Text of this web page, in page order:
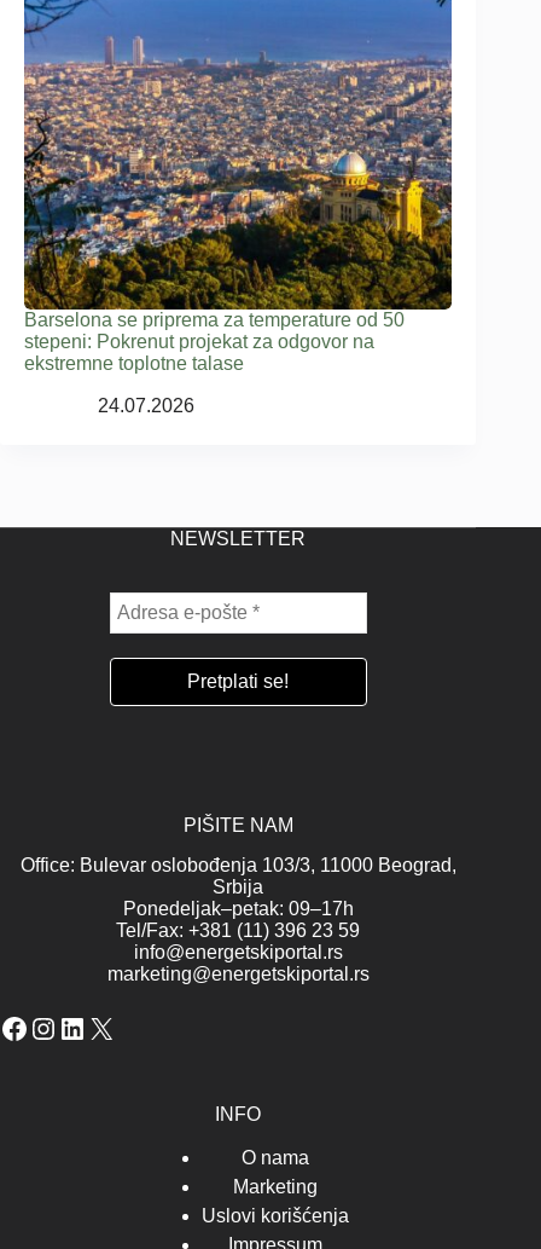
Barselona se priprema za temperature od 50
stepeni: Pokrenut projekat za odgovor na
ekstremne toplotne talase
24.07.2026
NEWSLETTER
PIŠITE NAM
Office: Bulevar oslobođenja 103/3, 11000 Beograd,
Srbija
Ponedeljak–petak: 09–17h
Tel/Fax: +381 (11) 396 23 59
info@energetskiportal.rs
marketing@energetskiportal.rs
Facebook
Instagram
LinkedIn
X
INFO
O nama
Marketing
Uslovi korišćenja
Impressum